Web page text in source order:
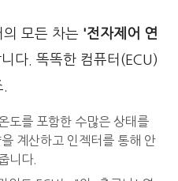
모든 차는 '전자제어 연
다. 똑똑한 컴퓨터(ECU)
도를 포함한 수많은 상태를
계산하고 인젝터를 통해 안
니다.